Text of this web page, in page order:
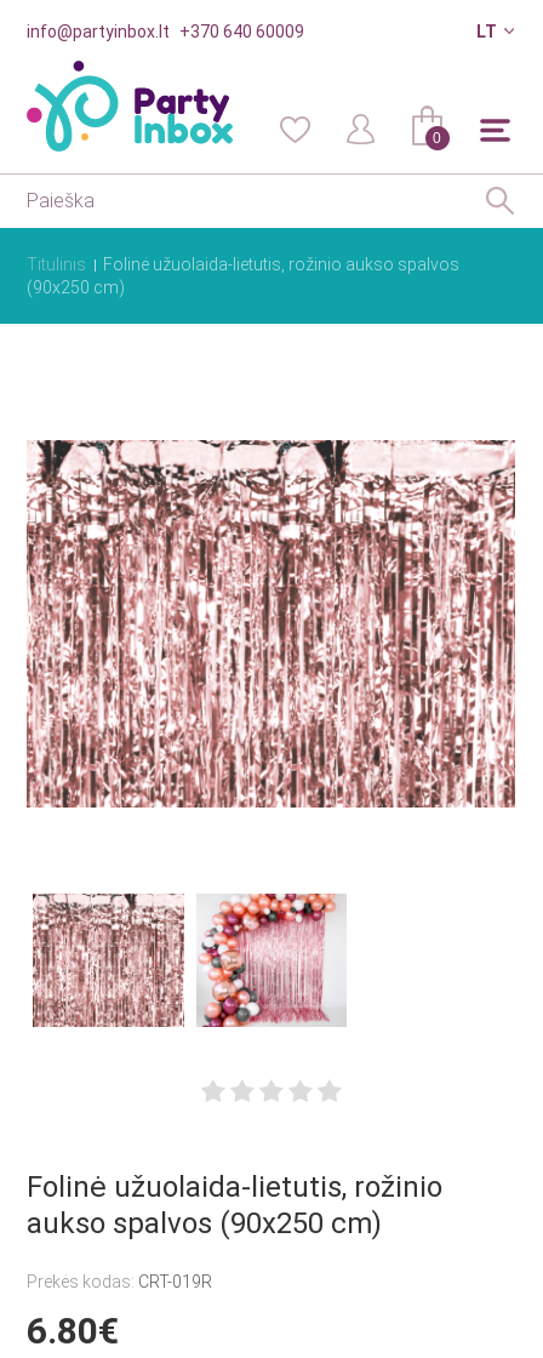
info@partyinbox.lt +370 640 60009 LT
0
Titulinis
Folinė užuolaida-lietutis, rožinio aukso spalvos
(90x250 cm)
Folinė užuolaida-lietutis, rožinio
aukso spalvos (90x250 cm)
Prekės kodas: CRT-019R
6.80€